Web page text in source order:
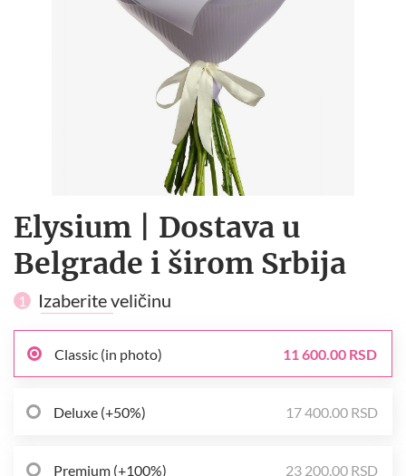
Elysium | Dostava u
Belgrade i širom Srbija
1 Izaberite veličinu
Classic (in photo) 11 600.00 RSD
Deluxe (+50%) 17 400.00 RSD
Premium (+100%) 23 200.00 RSD